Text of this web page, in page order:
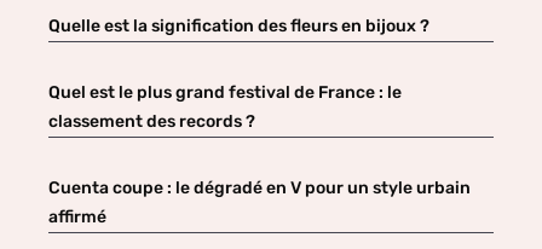
Quelle est la signification des fleurs en bijoux ?
Quel est le plus grand festival de France : le
classement des records ?
Cuenta coupe : le dégradé en V pour un style urbain
affirmé